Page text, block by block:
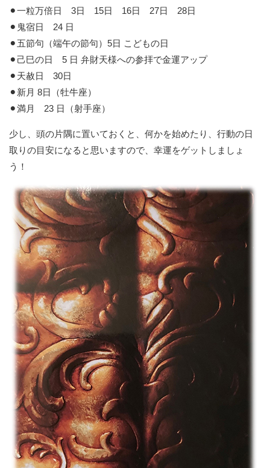
⚫︎一粒万倍日 3日 15日 16日 27日 28日
⚫︎鬼宿日 24 日
⚫︎五節句（端午の節句）5日 こどもの日
⚫︎己巳の日 5 日 弁財天様への参拝で金運アップ
⚫︎天赦日 30日
⚫︎新月 8日（牡牛座）
⚫︎満月 23 日（射手座）
少し、頭の片隅に置いておくと、何かを始めたり、行動の日
取りの目安になると思いますので、幸運をゲットしましょ
う！